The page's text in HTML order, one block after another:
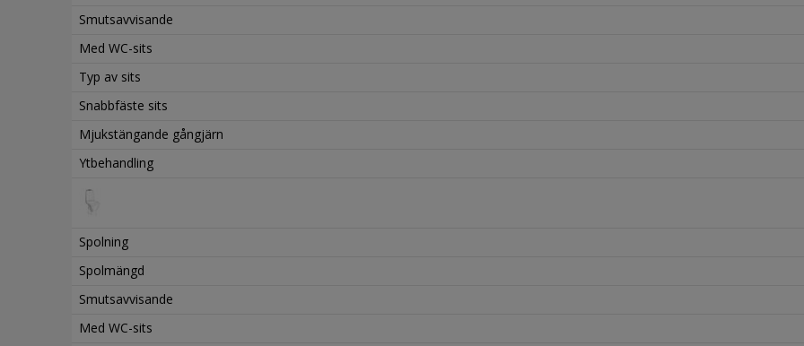
Smutsavvisande
Med WC-sits
Typ av sits
Snabbfäste sits
Mjukstängande gångjärn
Ytbehandling
Spolning
Spolmängd
Smutsavvisande
Med WC-sits